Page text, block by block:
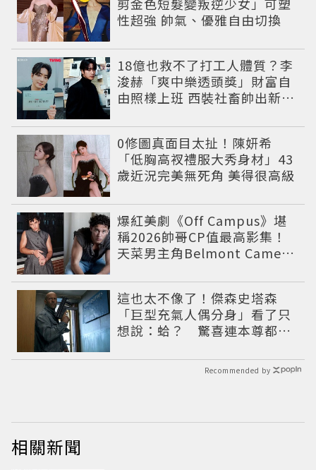
剪金色短髮變叛逆少女」可塑
性超強 帥氣、優雅自由切換
18億也救不了打工人體質？李
浚赫「爽中樂透頭獎」財富自
由照樣上班 西裝社畜帥出新高
0修圖真面目太扯！陳妍希
「低胸高衩禮服大秀身材」43
歲近況完美無死角 美得很高級
爆紅美劇《Off Campus》堪
稱2026帥哥CP值最高影集！
天菜男主角Belmont Cameli
滿費洛蒙
這也太不像了！傑森史塔森
「巨型充氣人偶分身」看了只
想說：蛤？ 驚喜連本尊都吐
Recommended by
相關新聞